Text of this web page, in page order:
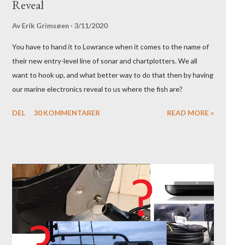
Reveal
Av Erik Grimsøen 3/11/2020
You have to hand it to Lowrance when it comes to the name of
their new entry-level line of sonar and chartplotters. We all
want to hook up, and what better way to do that then by having
our marine electronics reveal to us where the fish are?
DEL 30 KOMMENTARER READ MORE »